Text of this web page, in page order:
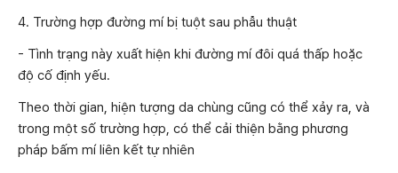
4. Trường hợp đường mí bị tuột sau phẫu thuật
- Tình trạng này xuất hiện khi đường mí đôi quá thấp hoặc
độ cố định yếu.
Theo thời gian, hiện tượng da chùng cũng có thể xảy ra, và
trong một số trường hợp, có thể cải thiện bằng phương
pháp bấm mí liên kết tự nhiên